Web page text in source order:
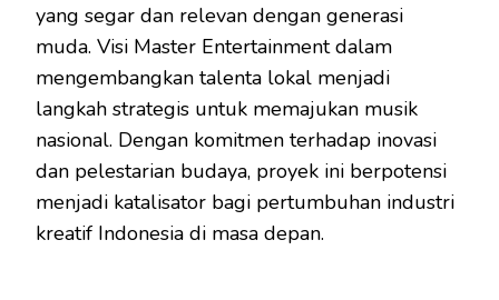
yang segar dan relevan dengan generasi
muda. Visi Master Entertainment dalam
mengembangkan talenta lokal menjadi
langkah strategis untuk memajukan musik
nasional. Dengan komitmen terhadap inovasi
dan pelestarian budaya, proyek ini berpotensi
menjadi katalisator bagi pertumbuhan industri
kreatif Indonesia di masa depan.